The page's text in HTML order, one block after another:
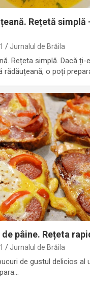
Rețetă simplă
Jurnalul de Brăila
Rețeta simplă. Dacă ți-
rădăuțeană, o poți
pâine. Rețeta
Jurnalul de Brăila
de gustul delicios al